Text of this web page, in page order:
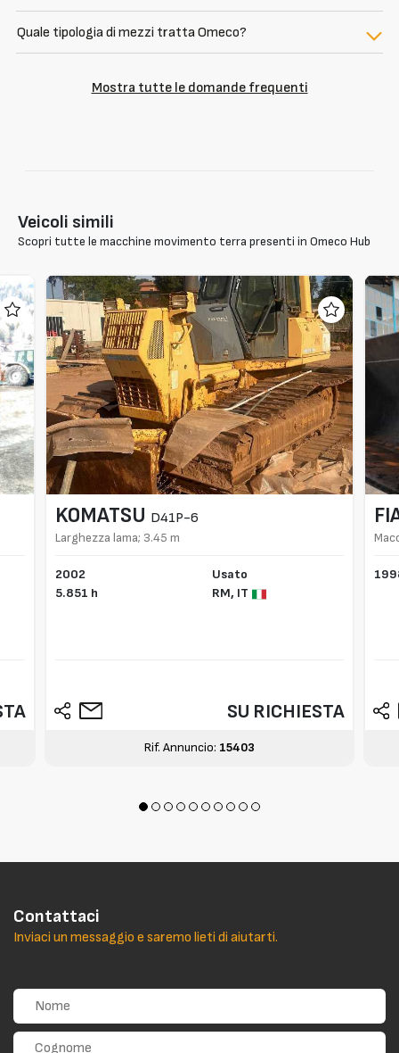
Quale tipologia di mezzi tratta Omeco?
Mostra tutte le domande frequenti
Veicoli simili
Scopri tutte le macchine movimento terra presenti in Omeco Hub
KOMATSU D41P-6
Larghezza lama; 3.45 m
2002
5.851 h
Usato
RM, IT
SU RICHIESTA
Rif. Annuncio: 15403
Contattaci
Inviaci un messaggio e saremo lieti di aiutarti.